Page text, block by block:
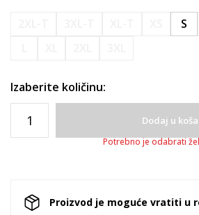
S
Izaberite količinu:
Dodaj u
Potrebno je odabrati
Proizvod je moguće vratiti u